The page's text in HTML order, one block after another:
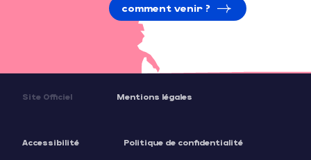
comment venir ?
Site Officiel Mentions légales
Accessibilité Politique de confidentialité